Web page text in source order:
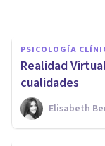
PSICOLOGÍA
Realidad
cualidades
Elisabeth
PSICOLOGÍA